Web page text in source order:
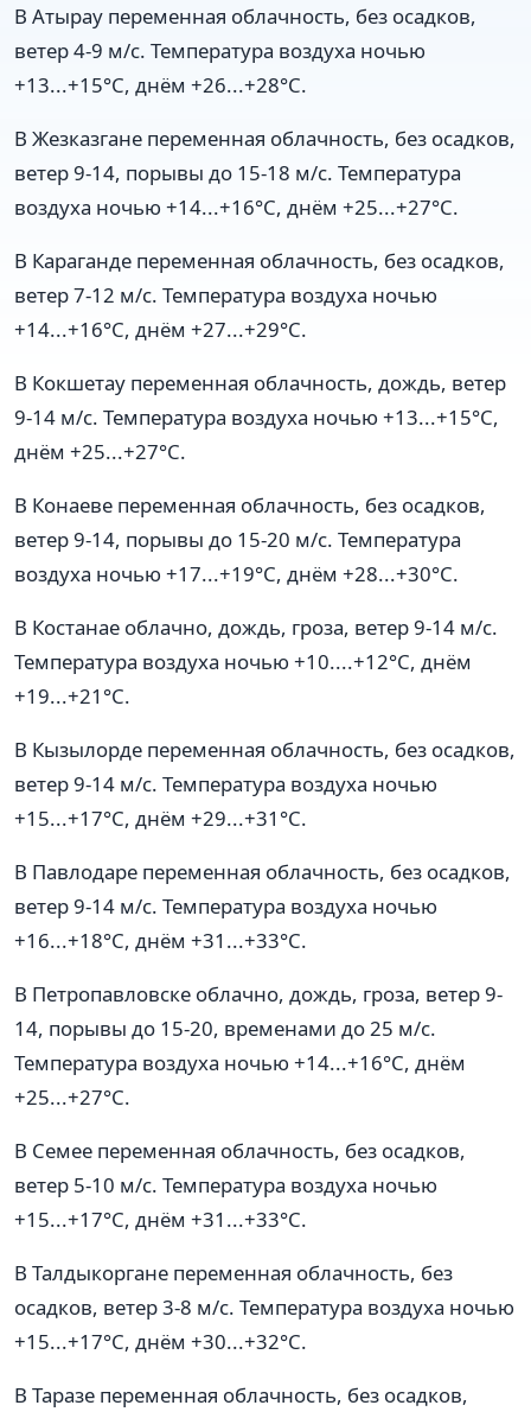
В Атырау переменная облачность, без осадков,
ветер 4-9 м/с. Температура воздуха ночью
+13...+15°C, днём +26...+28°C.
В Жезказгане переменная облачность, без осадков,
ветер 9-14, порывы до 15-18 м/с. Температура
воздуха ночью +14...+16°C, днём +25...+27°C.
В Караганде переменная облачность, без осадков,
ветер 7-12 м/с. Температура воздуха ночью
+14...+16°C, днём +27...+29°C.
В Кокшетау переменная облачность, дождь, ветер
9-14 м/с. Температура воздуха ночью +13...+15°C,
днём +25...+27°C.
В Конаеве переменная облачность, без осадков,
ветер 9-14, порывы до 15-20 м/с. Температура
воздуха ночью +17...+19°C, днём +28...+30°C.
В Костанае облачно, дождь, гроза, ветер 9-14 м/с.
Температура воздуха ночью +10....+12°C, днём
+19...+21°C.
В Кызылорде переменная облачность, без осадков,
ветер 9-14 м/с. Температура воздуха ночью
+15...+17°C, днём +29...+31°C.
В Павлодаре переменная облачность, без осадков,
ветер 9-14 м/с. Температура воздуха ночью
+16...+18°C, днём +31...+33°C.
В Петропавловске облачно, дождь, гроза, ветер 9-
14, порывы до 15-20, временами до 25 м/с.
Температура воздуха ночью +14...+16°C, днём
+25...+27°C.
В Семее переменная облачность, без осадков,
ветер 5-10 м/с. Температура воздуха ночью
+15...+17°C, днём +31...+33°C.
В Талдыкоргане переменная облачность, без
осадков, ветер 3-8 м/с. Температура воздуха ночью
+15...+17°C, днём +30...+32°C.
В Таразе переменная облачность, без осадков,